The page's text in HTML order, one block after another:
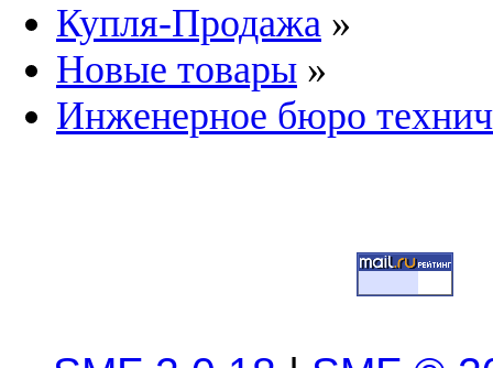
Купля-Продажа »
Новые товары »
Инженерное бюро